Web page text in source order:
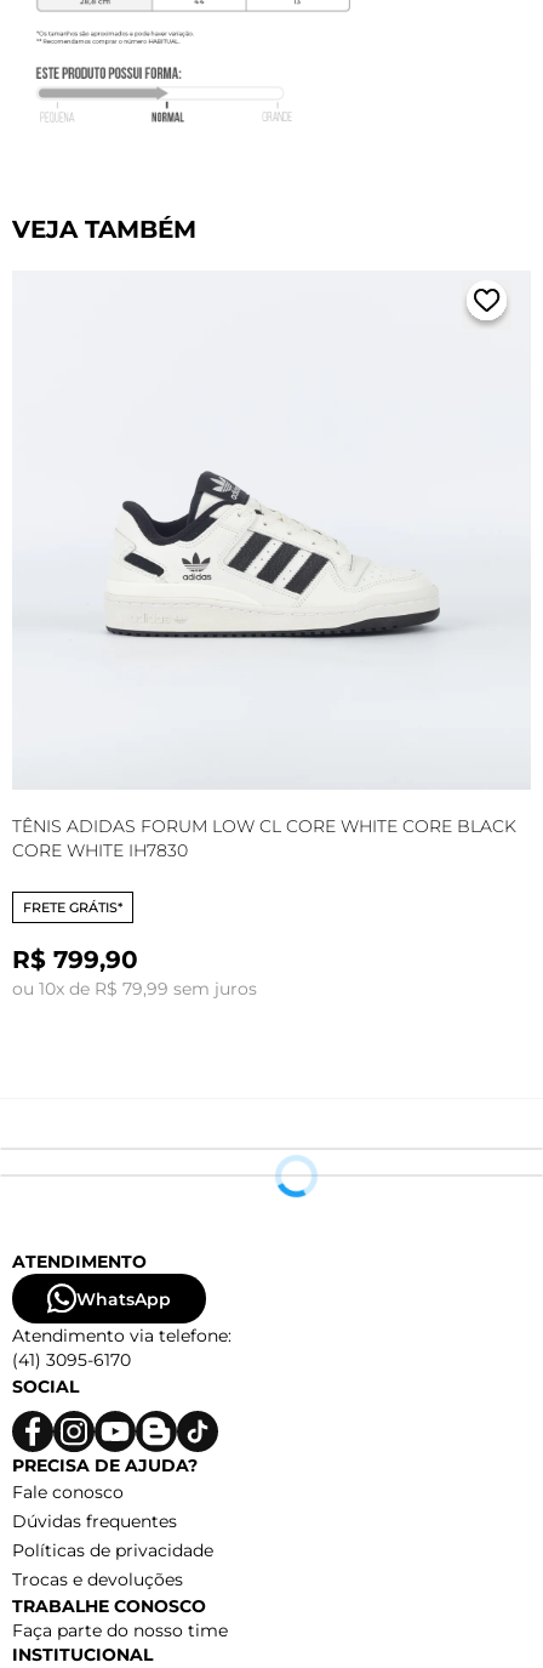
VEJA TAMBÉM
TÊNIS ADIDAS FORUM LOW CL CORE WHITE CORE BLACK
CORE WHITE IH7830
FRETE GRÁTIS*
R$ 799,90
ou 10x de R$ 79,99 sem juros
ATENDIMENTO
WhatsApp
Atendimento via telefone:
(41) 3095-6170
SOCIAL
PRECISA DE AJUDA?
Fale conosco
Dúvidas frequentes
Políticas de privacidade
Trocas e devoluções
TRABALHE CONOSCO
Faça parte do nosso time
INSTITUCIONAL